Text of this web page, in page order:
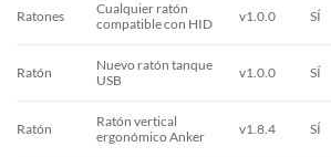
Ratones
Cualquier ratón
compatible con HID
v1.0.0 SÍ
Ratón
Nuevo ratón tanque
USB
v1.0.0 SÍ
Ratón
Ratón vertical
ergonómico Anker
v1.8.4 SÍ